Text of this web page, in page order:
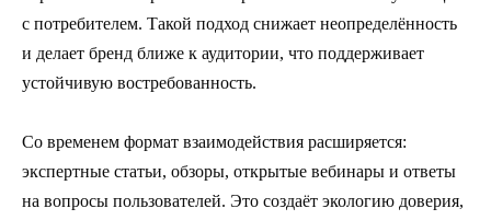
с потребителем. Такой подход снижает неопределённость
и делает бренд ближе к аудитории, что поддерживает
устойчивую востребованность.
Со временем формат взаимодействия расширяется:
экспертные статьи, обзоры, открытые вебинары и ответы
на вопросы пользователей. Это создаёт экологию доверия,